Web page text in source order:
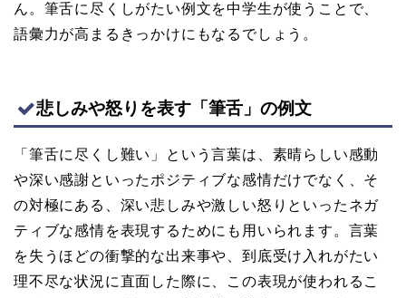
ん。筆舌に尽くしがたい例文を中学生が使うことで、
語彙力が高まるきっかけにもなるでしょう。
悲しみや怒りを表す「筆舌」の例文
「筆舌に尽くし難い」という言葉は、素晴らしい感動
や深い感謝といったポジティブな感情だけでなく、そ
の対極にある、深い悲しみや激しい怒りといったネガ
ティブな感情を表現するためにも用いられます。言葉
を失うほどの衝撃的な出来事や、到底受け入れがたい
理不尽な状況に直面した際に、この表現が使われるこ